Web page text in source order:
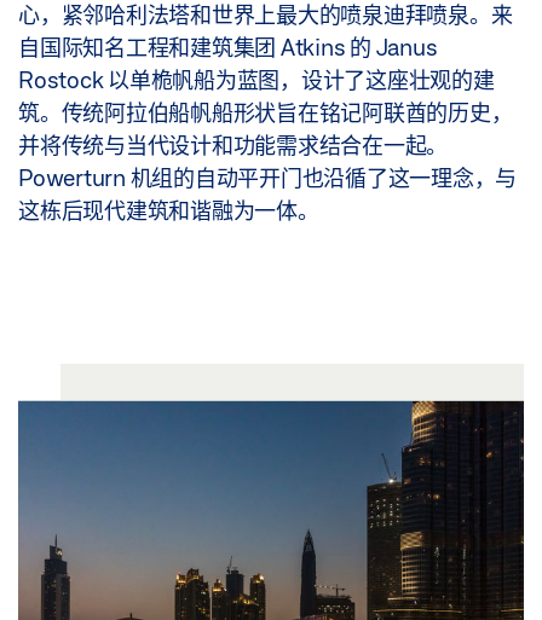
心，紧邻哈利法塔和世界上最大的喷泉迪拜喷泉。来
自国际知名工程和建筑集团 Atkins 的 Janus
Rostock 以单桅帆船为蓝图，设计了这座壮观的建
筑。传统阿拉伯船帆船形状旨在铭记阿联酋的历史，
并将传统与当代设计和功能需求结合在一起。
Powerturn 机组的自动平开门也沿循了这一理念，与
这栋后现代建筑和谐融为一体。